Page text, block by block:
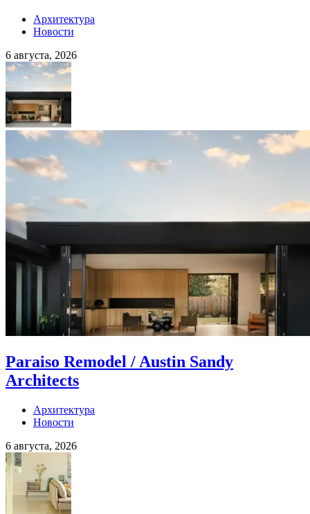
Архитектура
Новости
6 августа, 2026
Paraiso Remodel / Austin Sandy
Architects
Архитектура
Новости
6 августа, 2026